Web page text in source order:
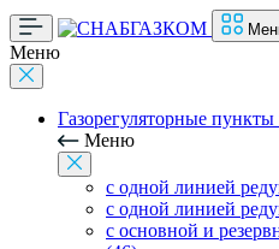
Меню
Газорегуляторные
Меню
с одной линией
с одной линией
с основной и